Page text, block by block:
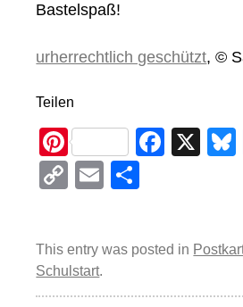
Bastelspaß!
urherrechtlich geschützt, ©
Teilen
Pi
nt
er
st
F
b
X
C
y
Li
E
n
This entry was posted in
Schulstart.